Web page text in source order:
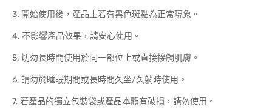
3. 開始使用後，產品上若有黑色斑點為正常現象。
4. 不影響產品效果，請安心使用。
5. 切勿長時間使用於同一部位上或直接接觸肌膚。
6. 請勿於睡眠期間或長時間久坐/久躺時使用。
7. 若產品的獨立包裝袋或產品本體有破損，請勿使用。